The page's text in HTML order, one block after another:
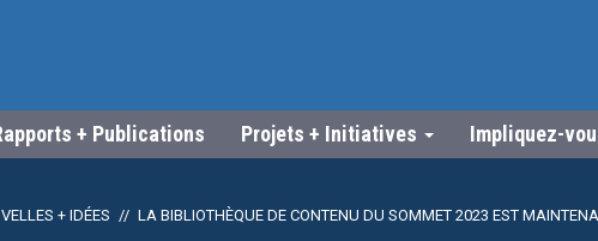
+ Publications Projets + Initiatives Impliquez-
+ IDÉES LA BIBLIOTHÈQUE DE CONTENU DU SOMMET 2023 EST